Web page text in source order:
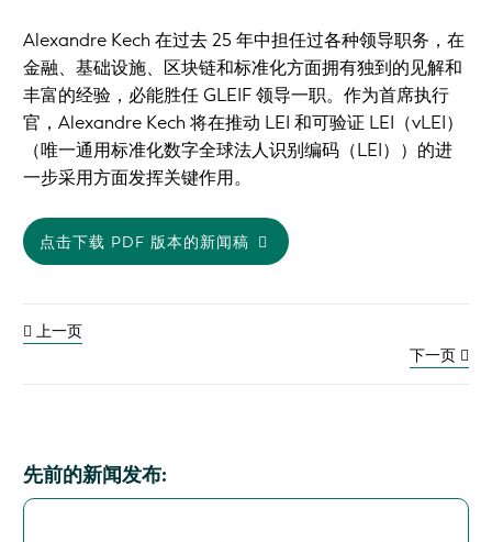
Alexandre Kech 在过去 25 年中担任过各种领导职务，在
金融、基础设施、区块链和标准化方面拥有独到的见解和
丰富的经验，必能胜任 GLEIF 领导一职。作为首席执行
官，Alexandre Kech 将在推动 LEI 和可验证 LEI（vLEI）
（唯一通用标准化数字全球法人识别编码（LEI））的进
一步采用方面发挥关键作用。
点击下载 PDF 版本的新闻稿
上一页
下一页
先前的新闻发布: